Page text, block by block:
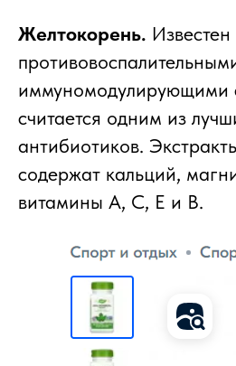
Желтокорень.
иммуномодулирующими
считается одним из
антибиотиков.
содержат кальций,
витамины А, С, Е и В.